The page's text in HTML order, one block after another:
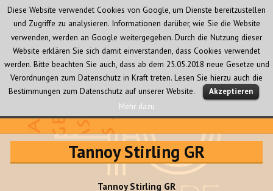
Audio Creativ
MENÜ
UND
Tannoy Stirling GR
Tannoy Stirling GR
Diese Website verwendet Cookies von Google, um Dienste bereitzustellen
und Zugriffe zu analysieren. Informationen darüber, wie Sie die Website
verwenden, werden an Google weitergegeben. Durch die Nutzung dieser
Website erklären Sie sich damit einverstanden, dass Cookies verwendet
werden. Bitte beachten Sie auch, dass ab dem 25.05.2018 neue Gesetze und
Verordnungen zum Datenschutz in Kraft treten. Lesen Sie hierzu auch die
Bestimmungen zum Datenschutz auf unserer Website.
Akzeptieren
Mehr dazu